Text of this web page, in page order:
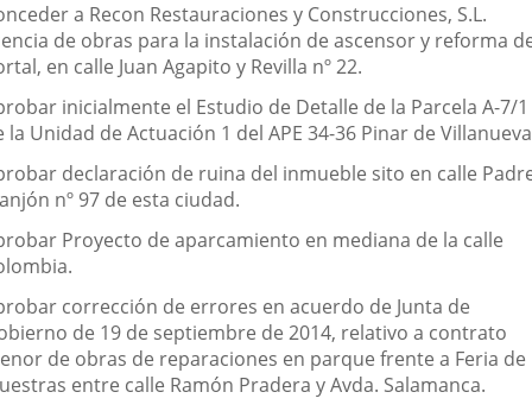
a Recon Restauraciones y Construcciones, S.L.
de obras para la instalación de ascensor y reforma
en calle Juan Agapito y Revilla nº 22.
inicialmente el Estudio de Detalle de la Parcela A-7/1
la Unidad de Actuación 1 del APE 34-36 Pinar de
declaración de ruina del inmueble sito en calle
nº 97 de esta ciudad.
Proyecto de aparcamiento en mediana de la calle
corrección de errores en acuerdo de Junta de
de 19 de septiembre de 2014, relativo a contrato
de obras de reparaciones en parque frente a Feria de
entre calle Ramón Pradera y Avda. Salamanca.